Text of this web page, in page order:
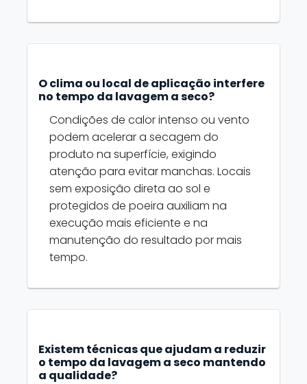
O clima ou local de aplicação interfere
no tempo da lavagem a seco?
Condições de calor intenso ou vento
podem acelerar a secagem do
produto na superfície, exigindo
atenção para evitar manchas. Locais
sem exposição direta ao sol e
protegidos de poeira auxiliam na
execução mais eficiente e na
manutenção do resultado por mais
tempo.
Existem técnicas que ajudam a reduzir
o tempo da lavagem a seco mantendo
a qualidade?